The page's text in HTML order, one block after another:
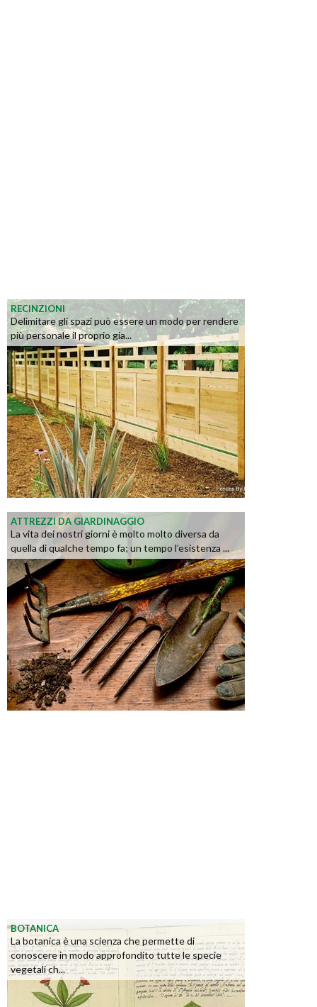
RECINZIONI
Delimitare gli spazi può essere un modo per rendere
più personale il proprio gia...
ATTREZZI DA GIARDINAGGIO
La vita dei nostri giorni è molto molto diversa da
quella di qualche tempo fa; un tempo l’esistenza ...
BOTANICA
La botanica è una scienza che permette di
conoscere in modo approfondito tutte le specie
vegetali ch...